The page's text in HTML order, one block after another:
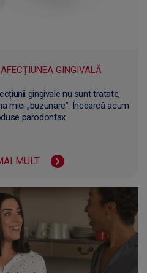
GINGIVALĂ
gingivale nu sunt tratate,
mici „buzunare”. Încearcă acum
parodontax.
MULT